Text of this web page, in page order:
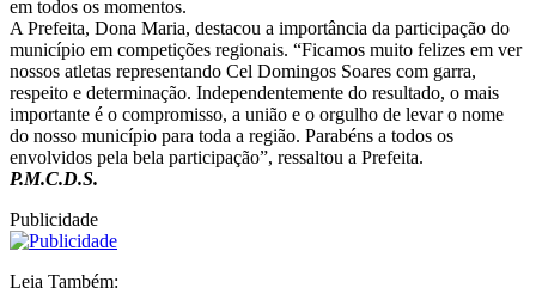
em todos os momentos.
A Prefeita, Dona Maria, destacou a importância da participação do
município em competições regionais. “Ficamos muito felizes em ver
nossos atletas representando Cel Domingos Soares com garra,
respeito e determinação. Independentemente do resultado, o mais
importante é o compromisso, a união e o orgulho de levar o nome
do nosso município para toda a região. Parabéns a todos os
envolvidos pela bela participação”, ressaltou a Prefeita.
P.M.C.D.S.
Publicidade
Leia Também: